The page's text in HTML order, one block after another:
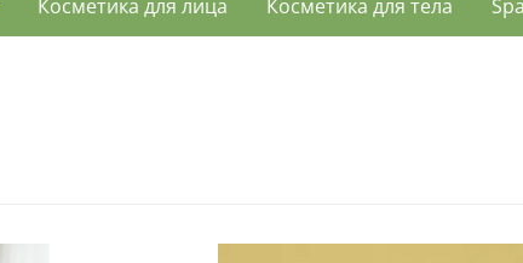
Косметика для лица Косметика для тела